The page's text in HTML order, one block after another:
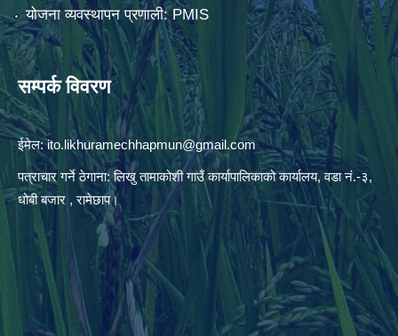
योजना व्यवस्थापन प्रणाली: PMIS
सम्पर्क विवरण
ईमेल:ito.likhuramechhapmun@gmail.com
पत्राचार गर्ने ठेगाना: लिखु तामाकोशी गाउँ कार्यापालिकाको कार्यालय, वडा नं.-३,
धोबी बजार , रामेछाप।